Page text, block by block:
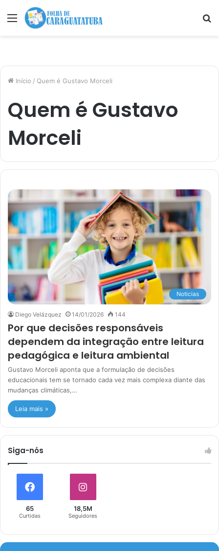
Menu
Início / Quem é Gustavo Morceli
Quem é Gustavo
Morceli
Noticias
Diego Velázquez 14/01/2026 144
Por que decisões responsáveis
dependem da integração entre leitura
pedagógica e leitura ambiental
Gustavo Morceli aponta que a formulação de decisões
educacionais tem se tornado cada vez mais complexa diante das
mudanças climáticas,…
Leia mais »
Siga-nós
65
Curtidas
18,5M
Seguidores